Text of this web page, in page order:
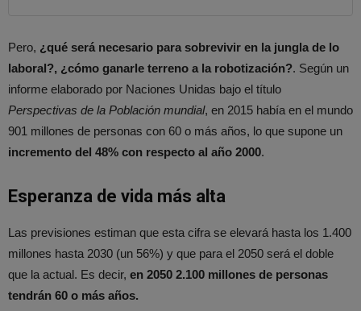
Pero, ¿qué será necesario para sobrevivir en la jungla de lo
laboral?, ¿cómo ganarle terreno a la robotización?. Según un
informe elaborado por Naciones Unidas bajo el título
Perspectivas de la Población mundial, en 2015 había en el mundo
901 millones de personas con 60 o más años, lo que supone un
incremento del 48% con respecto al año 2000.
Esperanza de vida más alta
Las previsiones estiman que esta cifra se elevará hasta los 1.400
millones hasta 2030 (un 56%) y que para el 2050 será el doble
que la actual. Es decir, en 2050 2.100 millones de personas
tendrán 60 o más años.